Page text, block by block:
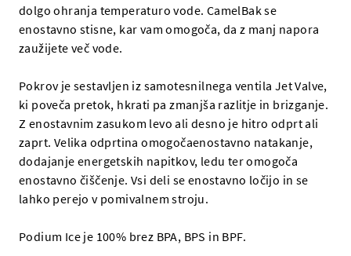
dolgo ohranja temperaturo vode. CamelBak se
enostavno stisne, kar vam omogoča, da z manj napora
zaužijete več vode.
Pokrov je sestavljen iz samotesnilnega ventila Jet Valve,
ki poveča pretok, hkrati pa zmanjša razlitje in brizganje.
Z enostavnim zasukom levo ali desno je hitro odprt ali
zaprt. Velika odprtina omogočaenostavno natakanje,
dodajanje energetskih napitkov, ledu ter omogoča
enostavno čiščenje. Vsi deli se enostavno ločijo in se
lahko perejo v pomivalnem stroju.
Podium Ice je 100% brez BPA, BPS in BPF.